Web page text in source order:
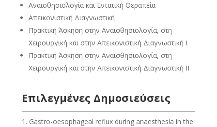
Αναισθησιολογία και Εντατική Θεραπεία
Απεικονιστική Διαγνωστική
Πρακτική Άσκηση στην Αναισθησιολογία, στη
Χειρουργική και στην Απεικονιστική Διαγνωστική Ι
Πρακτική Άσκηση στην Αναισθησιολογία, στη
Χειρουργική και στην Απεικονιστική Διαγνωστική ΙΙ
Επιλεγμένες Δημοσιεύσεις
Gastro-oesophageal reflux during anaesthesia in the